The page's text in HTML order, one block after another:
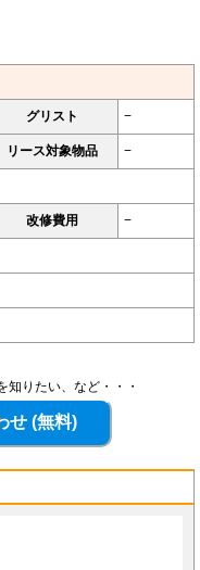
グリスト −
リース対象物品 −
改修費用 −
知りたい、など・・・